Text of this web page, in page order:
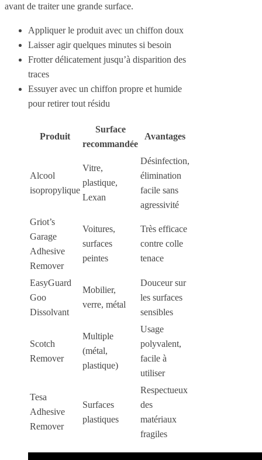
avant de traiter une grande surface.
Appliquer le produit avec un chiffon doux
Laisser agir quelques minutes si besoin
Frotter délicatement jusqu’à disparition des
traces
Essuyer avec un chiffon propre et humide
pour retirer tout résidu
Produit
Surface
recommandée
Avantages
Alcool
isopropylique
Vitre,
plastique,
Lexan
Désinfection,
élimination
facile sans
agressivité
Griot’s
Garage
Adhesive
Remover
Voitures,
surfaces
peintes
Très efficace
contre colle
tenace
EasyGuard
Goo
Dissolvant
Mobilier,
verre, métal
Douceur sur
les surfaces
sensibles
Scotch
Remover
Multiple
(métal,
plastique)
Usage
polyvalent,
facile à
utiliser
Tesa
Adhesive
Remover
Surfaces
plastiques
Respectueux
des
matériaux
fragiles